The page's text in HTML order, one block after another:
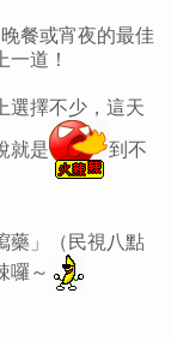
餐或宵夜的最佳
道！
選擇不少，這天
就是 到不
藥」（民視八點
囉～